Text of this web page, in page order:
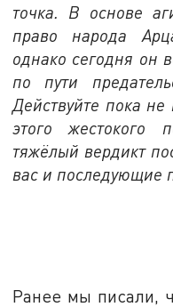
точка. В основе
право народа
однако сегодня он
по пути
Действуйте пока
этого жестокого
тяжёлый вердикт
вас и последующие
Ранее мы писали,